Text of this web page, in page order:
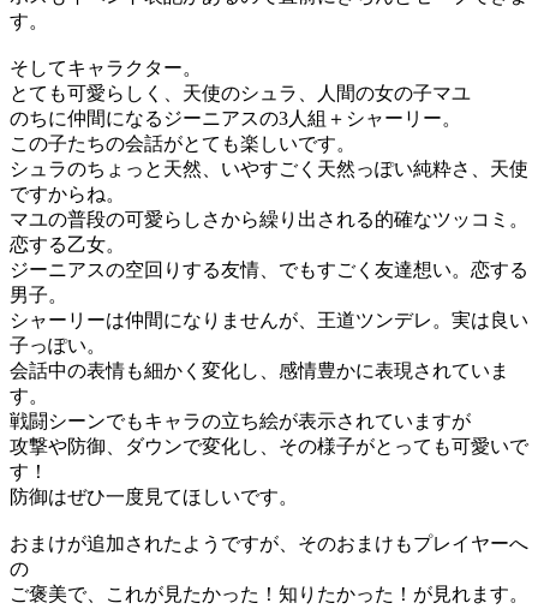
す。
そしてキャラクター。
とても可愛らしく、天使のシュラ、人間の女の子マユ
のちに仲間になるジーニアスの3人組＋シャーリー。
この子たちの会話がとても楽しいです。
シュラのちょっと天然、いやすごく天然っぽい純粋さ、天使
ですからね。
マユの普段の可愛らしさから繰り出される的確なツッコミ。
恋する乙女。
ジーニアスの空回りする友情、でもすごく友達想い。恋する
男子。
シャーリーは仲間になりませんが、王道ツンデレ。実は良い
子っぽい。
会話中の表情も細かく変化し、感情豊かに表現されていま
す。
戦闘シーンでもキャラの立ち絵が表示されていますが
攻撃や防御、ダウンで変化し、その様子がとっても可愛いで
す！
防御はぜひ一度見てほしいです。
おまけが追加されたようですが、そのおまけもプレイヤーへ
の
ご褒美で、これが見たかった！知りたかった！が見れます。